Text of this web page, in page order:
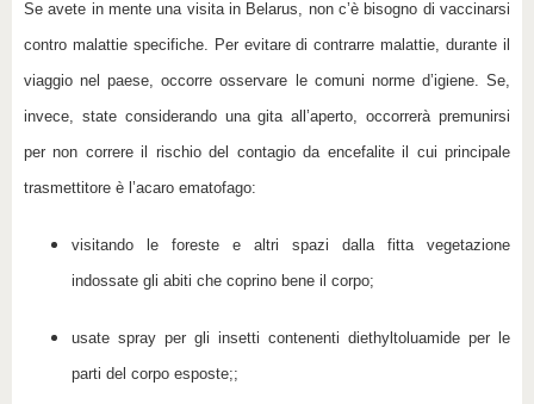
Se avete in mente una visita in Belarus, non c’è bisogno di vaccinarsi
contro malattie specifiche. Per evitare di contrarre malattie, durante il
viaggio nel paese, occorre osservare le comuni norme d’igiene. Se,
invece, state considerando una gita all’aperto, occorrerà premunirsi
per non correre il rischio del contagio da encefalite il cui principale
trasmettitore è l’acaro ematofago:
visitando le foreste e altri spazi dalla fitta vegetazione
indossate gli abiti che coprino bene il corpo;
usate spray per gli insetti contenenti diethyltoluamide per le
parti del corpo esposte;;